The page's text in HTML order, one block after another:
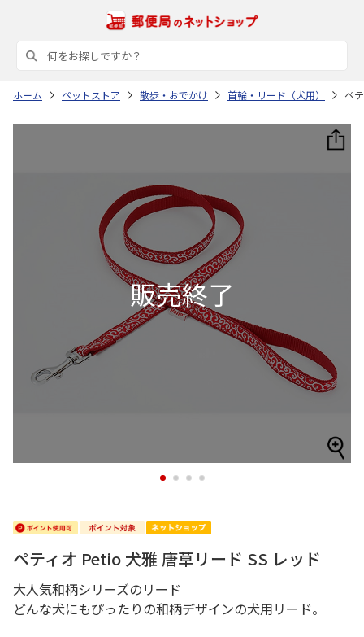
ホーム ペットストア 散歩・おでかけ 首輪・リード（犬用） ペ
1 2 3 4
ペティオ Petio 犬雅 唐草リード SS レッド
大人気和柄シリーズのリード
どんな犬にもぴったりの和柄デザインの犬用リード。